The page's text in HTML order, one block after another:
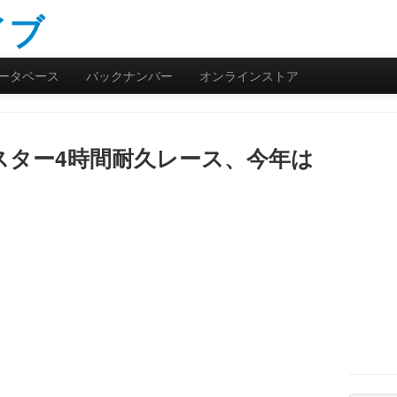
タベース バックナンバー オンラインストア
ー4時間耐久レース、今年は